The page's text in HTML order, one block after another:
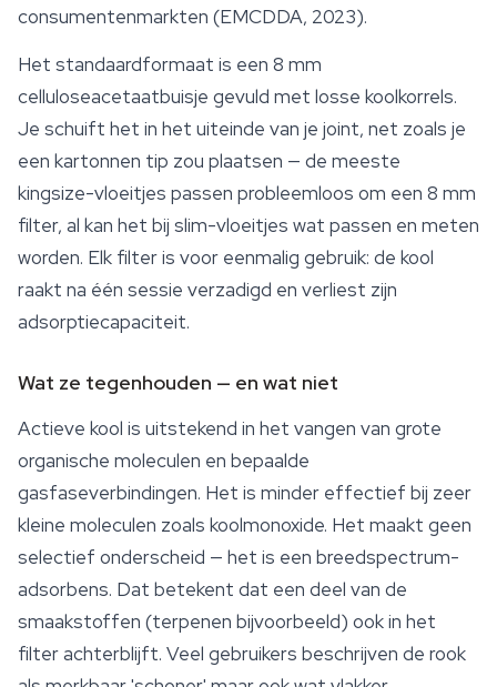
consumentenmarkten (EMCDDA, 2023).
Het standaardformaat is een 8 mm
celluloseacetaatbuisje gevuld met losse koolkorrels.
Je schuift het in het uiteinde van je joint, net zoals je
een kartonnen tip zou plaatsen — de meeste
kingsize-vloeitjes passen probleemloos om een 8 mm
filter, al kan het bij slim-vloeitjes wat passen en meten
worden. Elk filter is voor eenmalig gebruik: de kool
raakt na één sessie verzadigd en verliest zijn
adsorptiecapaciteit.
Wat ze tegenhouden — en wat niet
Actieve kool is uitstekend in het vangen van grote
organische moleculen en bepaalde
gasfaseverbindingen. Het is minder effectief bij zeer
kleine moleculen zoals koolmonoxide. Het maakt geen
selectief onderscheid — het is een breedspectrum-
adsorbens. Dat betekent dat een deel van de
smaakstoffen (terpenen bijvoorbeeld) ook in het
filter achterblijft. Veel gebruikers beschrijven de rook